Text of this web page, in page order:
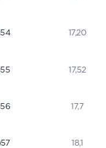
54 17,20
55 17,52
56 17,7
57 18,1